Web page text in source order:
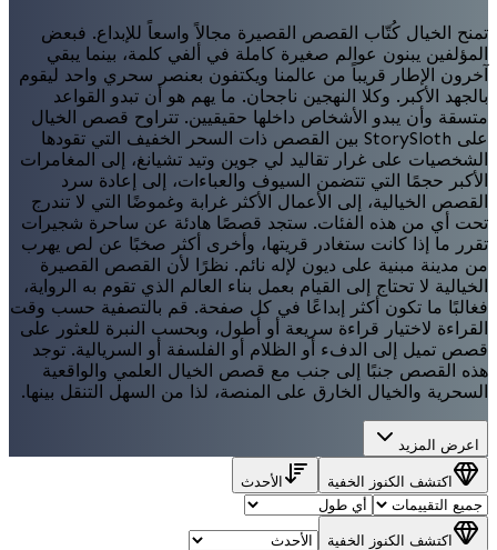
تمنح الخيال كُتّاب القصص القصيرة مجالاً واسعاً للإبداع. فبعض
المؤلفين يبنون عوالم صغيرة كاملة في ألفي كلمة، بينما يبقي
آخرون الإطار قريباً من عالمنا ويكتفون بعنصر سحري واحد ليقوم
بالجهد الأكبر. وكلا النهجين ناجحان. ما يهم هو أن تبدو القواعد
متسقة وأن يبدو الأشخاص داخلها حقيقيين. تتراوح قصص الخيال
على StorySloth بين القصص ذات السحر الخفيف التي تقودها
الشخصيات على غرار تقاليد لي جوين وتيد تشيانغ، إلى المغامرات
الأكبر حجمًا التي تتضمن السيوف والعباءات، إلى إعادة سرد
القصص الخيالية، إلى الأعمال الأكثر غرابة وغموضًا التي لا تندرج
تحت أي من هذه الفئات. ستجد قصصًا هادئة عن ساحرة شجيرات
تقرر ما إذا كانت ستغادر قريتها، وأخرى أكثر صخبًا عن لص يهرب
من مدينة مبنية على ديون لإله نائم. نظرًا لأن القصص القصيرة
الخيالية لا تحتاج إلى القيام بعمل بناء العالم الذي تقوم به الرواية،
فغالبًا ما تكون أكثر إبداعًا في كل صفحة. قم بالتصفية حسب وقت
القراءة لاختيار قراءة سريعة أو أطول، وبحسب النبرة للعثور على
قصص تميل إلى الدفء أو الظلام أو الفلسفة أو السريالية. توجد
هذه القصص جنبًا إلى جنب مع قصص الخيال العلمي والواقعية
السحرية والخيال الخارق على المنصة، لذا من السهل التنقل بينها.
اعرض المزيد
اكتشف الكنوز الخفية الأحدث
اكتشف الكنوز الخفية